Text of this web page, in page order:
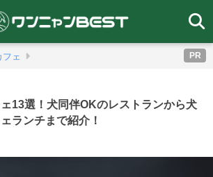
PR
フェ
13選！犬同伴OKのレストランから犬
ランチまで紹介！